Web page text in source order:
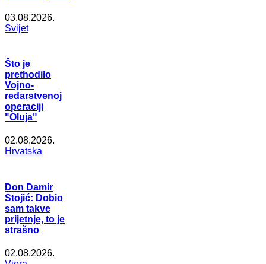
03.08.2026.
Svijet
Što je
prethodilo
Vojno-
redarstvenoj
operaciji
"Oluja"
02.08.2026.
Hrvatska
Don Damir
Stojić: Dobio
sam takve
prijetnje, to je
strašno
02.08.2026.